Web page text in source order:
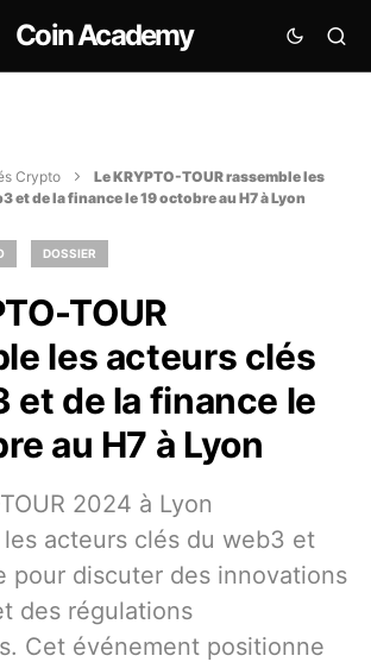
Coin Academy
Crypto
Le KRYPTO-TOUR rassemble les
et de la finance le 19 octobre au H7 à Lyon
DOSSIER
TOUR
les acteurs clés
et de la finance le
au H7 à Lyon
2024 à Lyon
les acteurs clés du web3 et
pour discuter des innovations
des régulations
Cet événement positionne